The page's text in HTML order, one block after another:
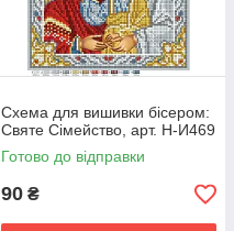
Схема для вишивки бісером:
Святе Сімейство, арт. Н-И469
Готово до відправки
90 ₴